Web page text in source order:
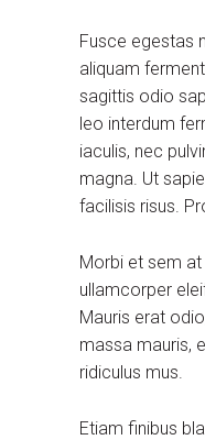
Fusce egestas
aliquam
sagittis odio
leo interdum
iaculis, nec
magna. Ut
facilisis risus.
Morbi et sem
ullamcorper
Mauris erat
massa mauris,
ridiculus mus.
Etiam finibus